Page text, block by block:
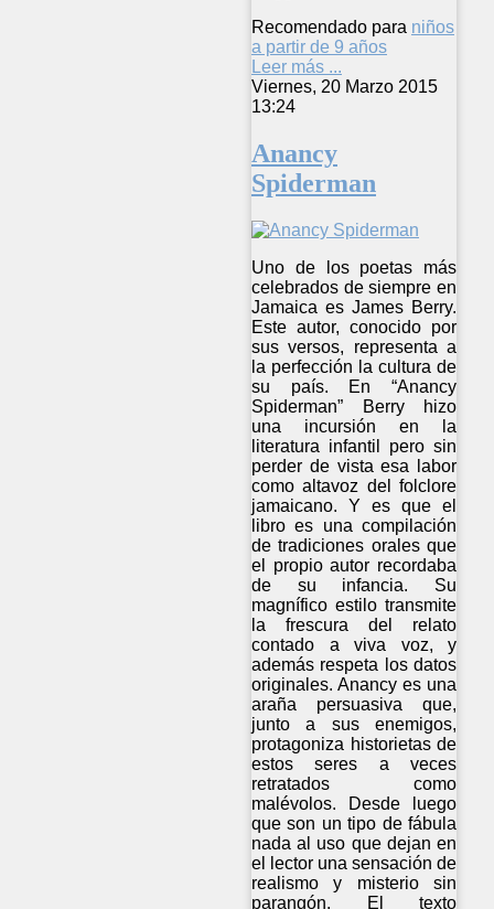
Recomendado para niños
a partir de 9 años
Leer más ...
Viernes, 20 Marzo 2015
13:24
Anancy
Spiderman
Uno de los poetas más
celebrados de siempre en
Jamaica es James Berry.
Este autor, conocido por
sus versos, representa a
la perfección la cultura de
su país. En “Anancy
Spiderman” Berry hizo
una incursión en la
literatura infantil pero sin
perder de vista esa labor
como altavoz del folclore
jamaicano. Y es que el
libro es una compilación
de tradiciones orales que
el propio autor recordaba
de su infancia. Su
magnífico estilo transmite
la frescura del relato
contado a viva voz, y
además respeta los datos
originales. Anancy es una
araña persuasiva que,
junto a sus enemigos,
protagoniza historietas de
estos seres a veces
retratados como
malévolos. Desde luego
que son un tipo de fábula
nada al uso que dejan en
el lector una sensación de
realismo y misterio sin
parangón. El texto